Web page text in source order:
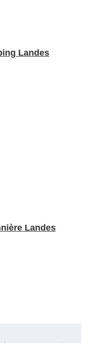
Landes
Landes